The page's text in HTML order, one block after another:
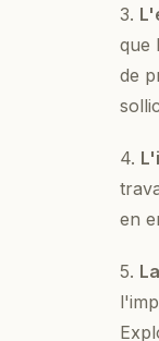
3.
que
de
4.
en
5.